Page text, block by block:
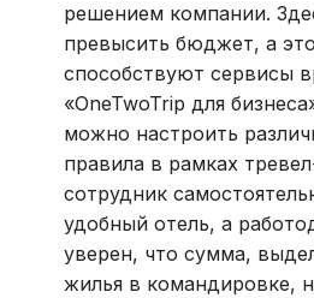
решением компании.
превысить бюджет, а
способствуют сервисы
«OneTwoTrip для
можно настроить
правила в рамках
сотрудник
удобный отель, а
уверен, что сумма,
жилья в командировке,